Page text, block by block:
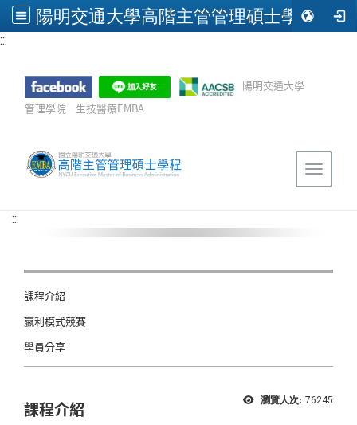
陽明交通大學高階主管管理碩士學程(EMBA)
:::
陽明交通大學
管理學院
生技醫療EMBA
Toggle
:::
課程介紹
嬴利模式競賽
學員分享
瀏覽人次: 76245
課程介紹